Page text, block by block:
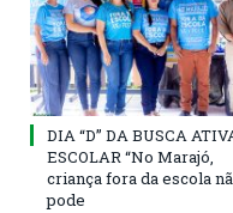
DIA “D” DA BUSCA
ESCOLAR “No Marajó,
criança fora da escola
pode